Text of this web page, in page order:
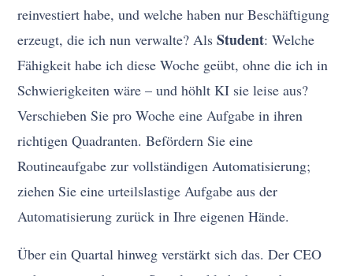
reinvestiert habe, und welche haben nur Beschäftigung
erzeugt, die ich nun verwalte? AlsStudent: Welche
Fähigkeit habe ich diese Woche geübt, ohne die ich in
Schwierigkeiten wäre – und höhlt KI sie leise aus?
Verschieben Sie pro Woche eine Aufgabe in ihren
richtigen Quadranten. Befördern Sie eine
Routineaufgabe zur vollständigen Automatisierung;
ziehen Sie eine urteilslastige Aufgabe aus der
Automatisierung zurück in Ihre eigenen Hände.
Über ein Quartal hinweg verstärkt sich das. Der CEO